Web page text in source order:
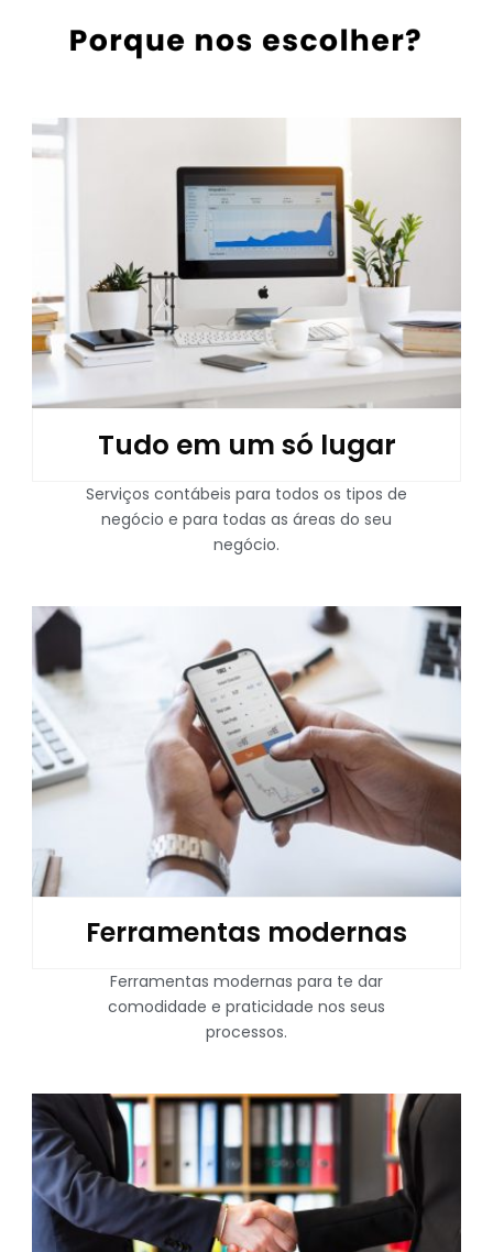
Tudo em um só lugar
Serviços contábeis para todos os tipos de
negócio e para todas as áreas do seu
negócio.
Ferramentas modernas
Ferramentas modernas para te dar
comodidade e praticidade nos seus
processos.